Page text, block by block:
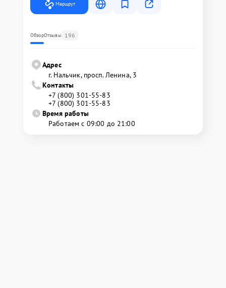
Маршрут
ОбзорОтзывы 196
Адрес
г. Нальчик, просп. Ленина, 3
Контакты
+7 (800) 301-55-83
+7 (800) 301-55-83
Время работы
Работаем с 09:00 до 21:00